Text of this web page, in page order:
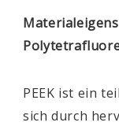
PEEK ist ein
sich durch